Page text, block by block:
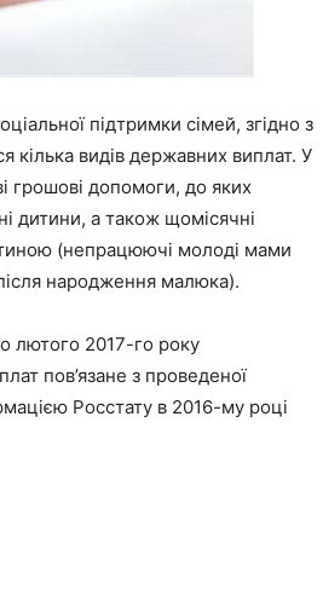
підтримки сімей, згідно з
видів державних виплат. У
грошові допомоги, до яких
дитини, а також щомісячні
(непрацюючі молоді мами
народження малюка).
лютого 2017-го року
пов’язане з проведеної
Росстату в 2016-му році